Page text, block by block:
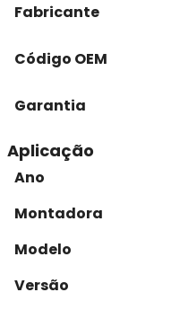
Fabricante
Código OEM
Garantia
Aplicação
Ano
Montadora
Modelo
Versão